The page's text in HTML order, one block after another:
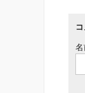
名